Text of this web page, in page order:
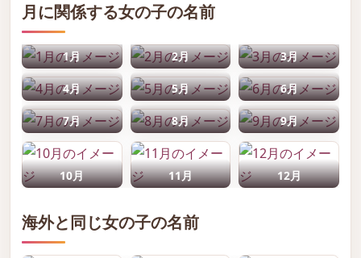
月に関係する女の子の名前
1月 2月 3月
4月 5月 6月
7月 8月 9月
10月 11月 12月
海外と同じ女の子の名前